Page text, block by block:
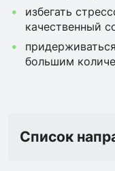
избегать
качественный
большим
Список